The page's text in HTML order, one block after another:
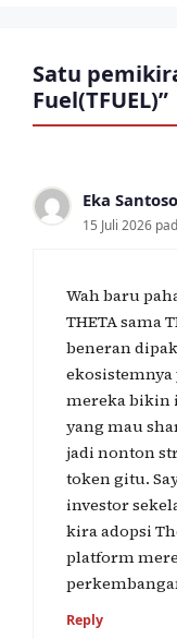
Satu
Fuel(TFUEL)”
Eka Santoso
15 Juli 2026
Wah baru
THETA sama
beneran
ekosistemnya
mereka bikin
yang mau
jadi nonton
token gitu.
investor
kira adopsi
platform
Reply